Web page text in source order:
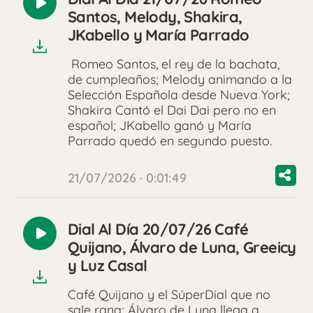
Reproducir
audioSantos, Melody, Shakira,
JKabello y María Parrado
Romeo Santos, el rey de la bachata,
de cumpleaños; Melody animando a la
Selección Española desde Nueva York;
Shakira Cantó el Dai Dai pero no en
español; JKabello ganó y María
Parrado quedó en segundo puesto.
21/07/2026 · 0:01:49
Reproducir
audio
Dial Al Día 20/07/26 Café
Quijano, Álvaro de Luna, Greeicy
y Luz Casal
Café Quijano y el SúperDial que no